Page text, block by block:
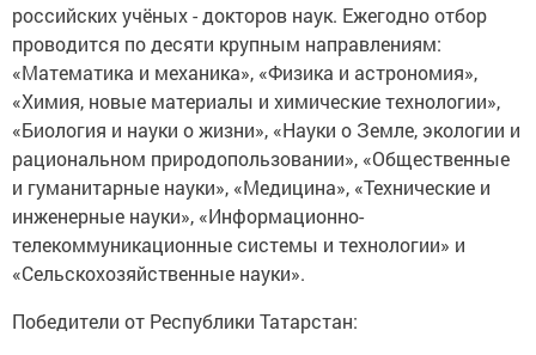
российских учёных - докторов наук. Ежегодно отбор
проводится по десяти крупным направлениям:
«Математика и механика», «Физика и астрономия»,
«Химия, новые материалы и химические технологии»,
«Биология и науки о жизни», «Науки о Земле, экологии и
рациональном природопользовании», «Общественные
и гуманитарные науки», «Медицина», «Технические и
инженерные науки», «Информационно-
телекоммуникационные системы и технологии» и
«Сельскохозяйственные науки».
Победители от Республики Татарстан: